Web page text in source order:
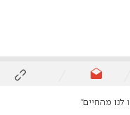
לנו מהחיים"